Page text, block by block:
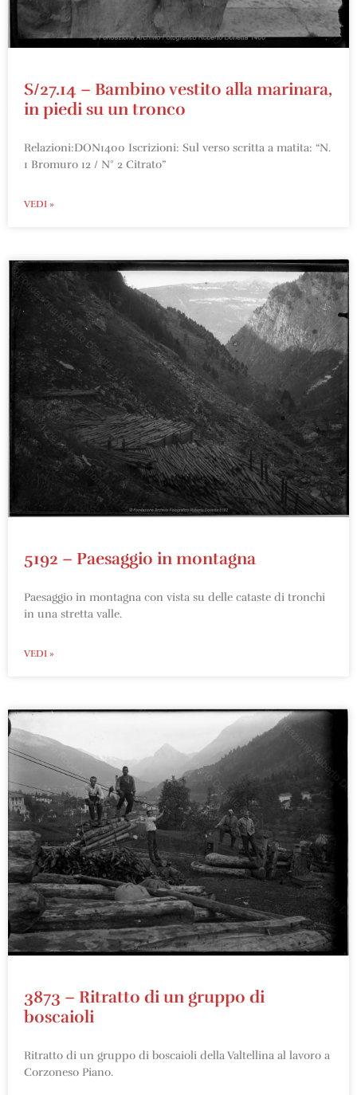
S/27.14 – Bambino vestito alla marinara,
in piedi su un tronco
Relazioni:DON1400 Iscrizioni: Sul verso scritta a matita: “N.
1 Bromuro 12 / N° 2 Citrato”
VEDI »
5192 – Paesaggio in montagna
Paesaggio in montagna con vista su delle cataste di tronchi
in una stretta valle.
VEDI »
3873 – Ritratto di un gruppo di
boscaioli
Ritratto di un gruppo di boscaioli della Valtellina al lavoro a
Corzoneso Piano.